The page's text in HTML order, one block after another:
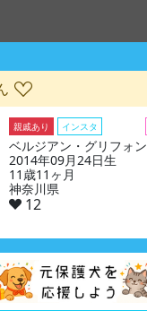
親戚あり インスタ
ベルジアン・グリフォン
2014年09月24日生
11歳11ヶ月
神奈川県
12